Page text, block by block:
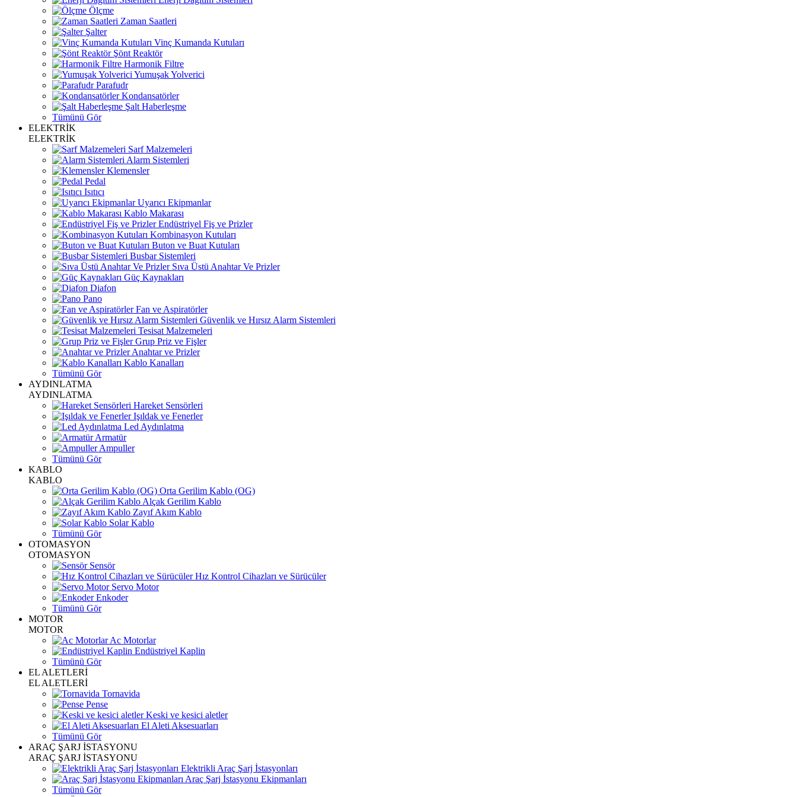
Ölçme
Zaman Saatleri
Şalter
Vinç Kumanda Kutuları
Şönt Reaktör
Harmonik Filtre
Yumuşak Yolverici
Parafudr
Kondansatörler
Şalt Haberleşme
Tümünü Gör
ELEKTRİK
ELEKTRİK
Sarf Malzemeleri
Alarm Sistemleri
Klemensler
Pedal
Isıtıcı
Uyarıcı Ekipmanlar
Kablo Makarası
Endüstriyel Fiş ve Prizler
Kombinasyon Kutuları
Buton ve Buat Kutuları
Busbar Sistemleri
Sıva Üstü Anahtar Ve Prizler
Güç Kaynakları
Diafon
Pano
Fan ve Aspiratörler
Güvenlik ve Hırsız Alarm Sistemleri
Tesisat Malzemeleri
Grup Priz ve Fişler
Anahtar ve Prizler
Kablo Kanalları
Tümünü Gör
AYDINLATMA
AYDINLATMA
Hareket Sensörleri
Işıldak ve Fenerler
Led Aydınlatma
Armatür
Ampuller
Tümünü Gör
KABLO
KABLO
Orta Gerilim Kablo (OG)
Alçak Gerilim Kablo
Zayıf Akım Kablo
Solar Kablo
Tümünü Gör
OTOMASYON
OTOMASYON
Sensör
Hız Kontrol Cihazları ve Sürücüler
Servo Motor
Enkoder
Tümünü Gör
MOTOR
MOTOR
Ac Motorlar
Endüstriyel Kaplin
Tümünü Gör
EL ALETLERİ
EL ALETLERİ
Tornavida
Pense
Keski ve kesici aletler
El Aleti Aksesuarları
Tümünü Gör
ARAÇ ŞARJ İSTASYONU
ARAÇ ŞARJ İSTASYONU
Elektrikli Araç Şarj İstasyonları
Araç Şarj İstasyonu Ekipmanları
Tümünü Gör